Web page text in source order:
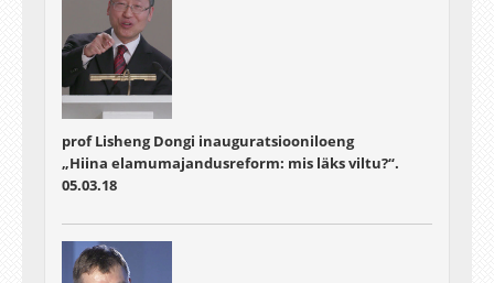
prof Lisheng Dongi inauguratsiooniloeng
„Hiina elamumajandusreform: mis läks viltu?“.
05.03.18